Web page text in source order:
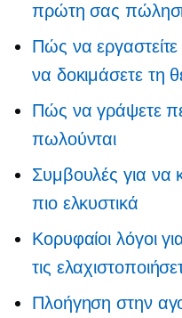
πρώτη σας
Πώς να
να δοκιμάσετε τη
Πώς να γράψετε
πωλούνται
Συμβουλές για να
πιο ελκυστικά
Κορυφαίοι λόγοι
τις
Πλοήγηση στην